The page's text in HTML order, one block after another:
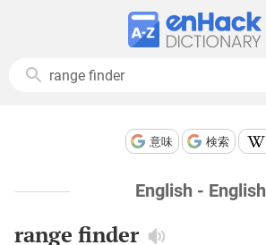
意味 検索
English - English
range finder